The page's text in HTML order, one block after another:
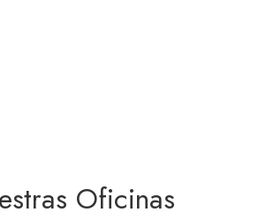
Oficinas